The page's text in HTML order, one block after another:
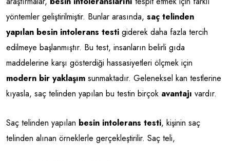
yöntemler geliştirilmiştir. Bunlar arasında, saç telinden
yapılan besin intolerans testi giderek daha fazla tercih
edilmeye başlanmıştır. Bu test, insanların belirli gıda
maddelerine karşı gösterdiği hassasiyetleri ölçmek için
modern bir yaklaşım sunmaktadır. Geleneksel kan testlerine
kıyasla, saç telinden yapılan bu testin birçok avantajı vardır.
Saç telinden yapılan besin intolerans testi, kişinin saç
telinden alınan örneklerle gerçekleştirilir. Saç teli,